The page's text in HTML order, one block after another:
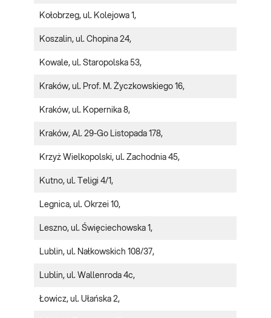
Kołobrzeg, ul. Kolejowa 1,
Koszalin, ul. Chopina 24,
Kowale, ul. Staropolska 53,
Kraków, ul. Prof. M. Życzkowskiego 16,
Kraków, ul. Kopernika 8,
Kraków, Al. 29-Go Listopada 178,
Krzyż Wielkopolski, ul. Zachodnia 45,
Kutno, ul. Teligi 4/1,
Legnica, ul. Okrzei 10,
Leszno, ul. Święciechowska 1,
Lublin, ul. Nałkowskich 108/37,
Lublin, ul. Wallenroda 4c,
Łowicz, ul. Ułańska 2,